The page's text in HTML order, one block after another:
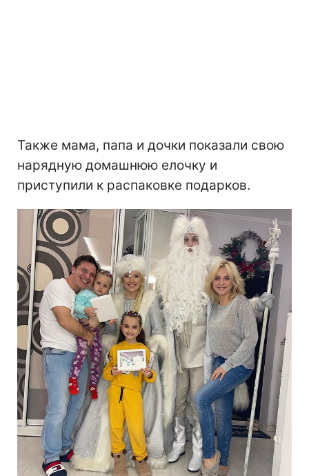
Также мама, папа и дочки показали свою
нарядную домашнюю елочку и
приступили к распаковке подарков.